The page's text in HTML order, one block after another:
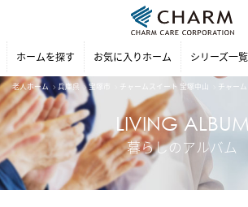
ホームを探す お気に入りホーム シリーズ一覧
老人ホーム 兵庫県 宝塚市 チャームスイート 宝塚中山 チャー
LIVING ALBUM
暮らしのアルバム